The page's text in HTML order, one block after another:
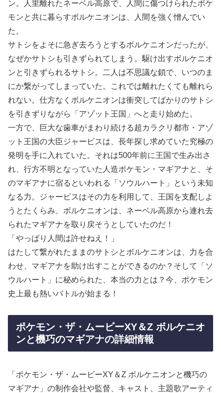
ン。人里離れたネーベル高原で、人間に傷つけられたポケ
モンと共に暮らすボルケニオンは、人間を強く憎んでい
た。
サトシをよそに急ぎ去ろうとするボルケニオンだったが、
なぜかサトシも引きずられてしまう。駆け出すボルケニオ
ンと引きずられるサトシ。二人は不思議な鎖で、いつのま
にか繋がってしまっていた。これでは離れたくても離れら
れない。仕方なくボルケニオンは衝突してばかりのサトシ
を引きずりながら「アゾット王国」へと走り始めた。
一方で、巨大な歯車がまわり続ける超カラクリ都市・アゾ
ット王国の大臣ジャービスは、長年探し求めていた究極の
発明を手に入れていた。それは500年前に王国で生み出さ
れ、行方不明となっていた人造ポケモン・マギアナと、そ
のマギアナに宿るといわれる「ソウルハート」という未知
なる力。ジャービスはその力を利用して、王国を支配しよ
うとたくらみ、ボルケニオンは、ネーベル高原から連れ去
られたマギアナを取り戻そうとしていたのだ！
「やっぱり人間は許せねえ！」
はたして繋がれたままのサトシとボルケニオンは、力を合
わせ、マギアナを助け出すことができるのか？そして「ソ
ウルハート」に秘められた、本当の力とは？今、ポケモン
史上最も熱いバトルが始まる！
ポケモン・ザ・ムービーXY＆Z ボルケニオ
ンと機巧のマギアナの詳細情報
「ポケモン・ザ・ムービーXY＆Z ボルケニオンと機巧の
マギアナ」の制作会社や監督、キャスト、主題歌アーティ